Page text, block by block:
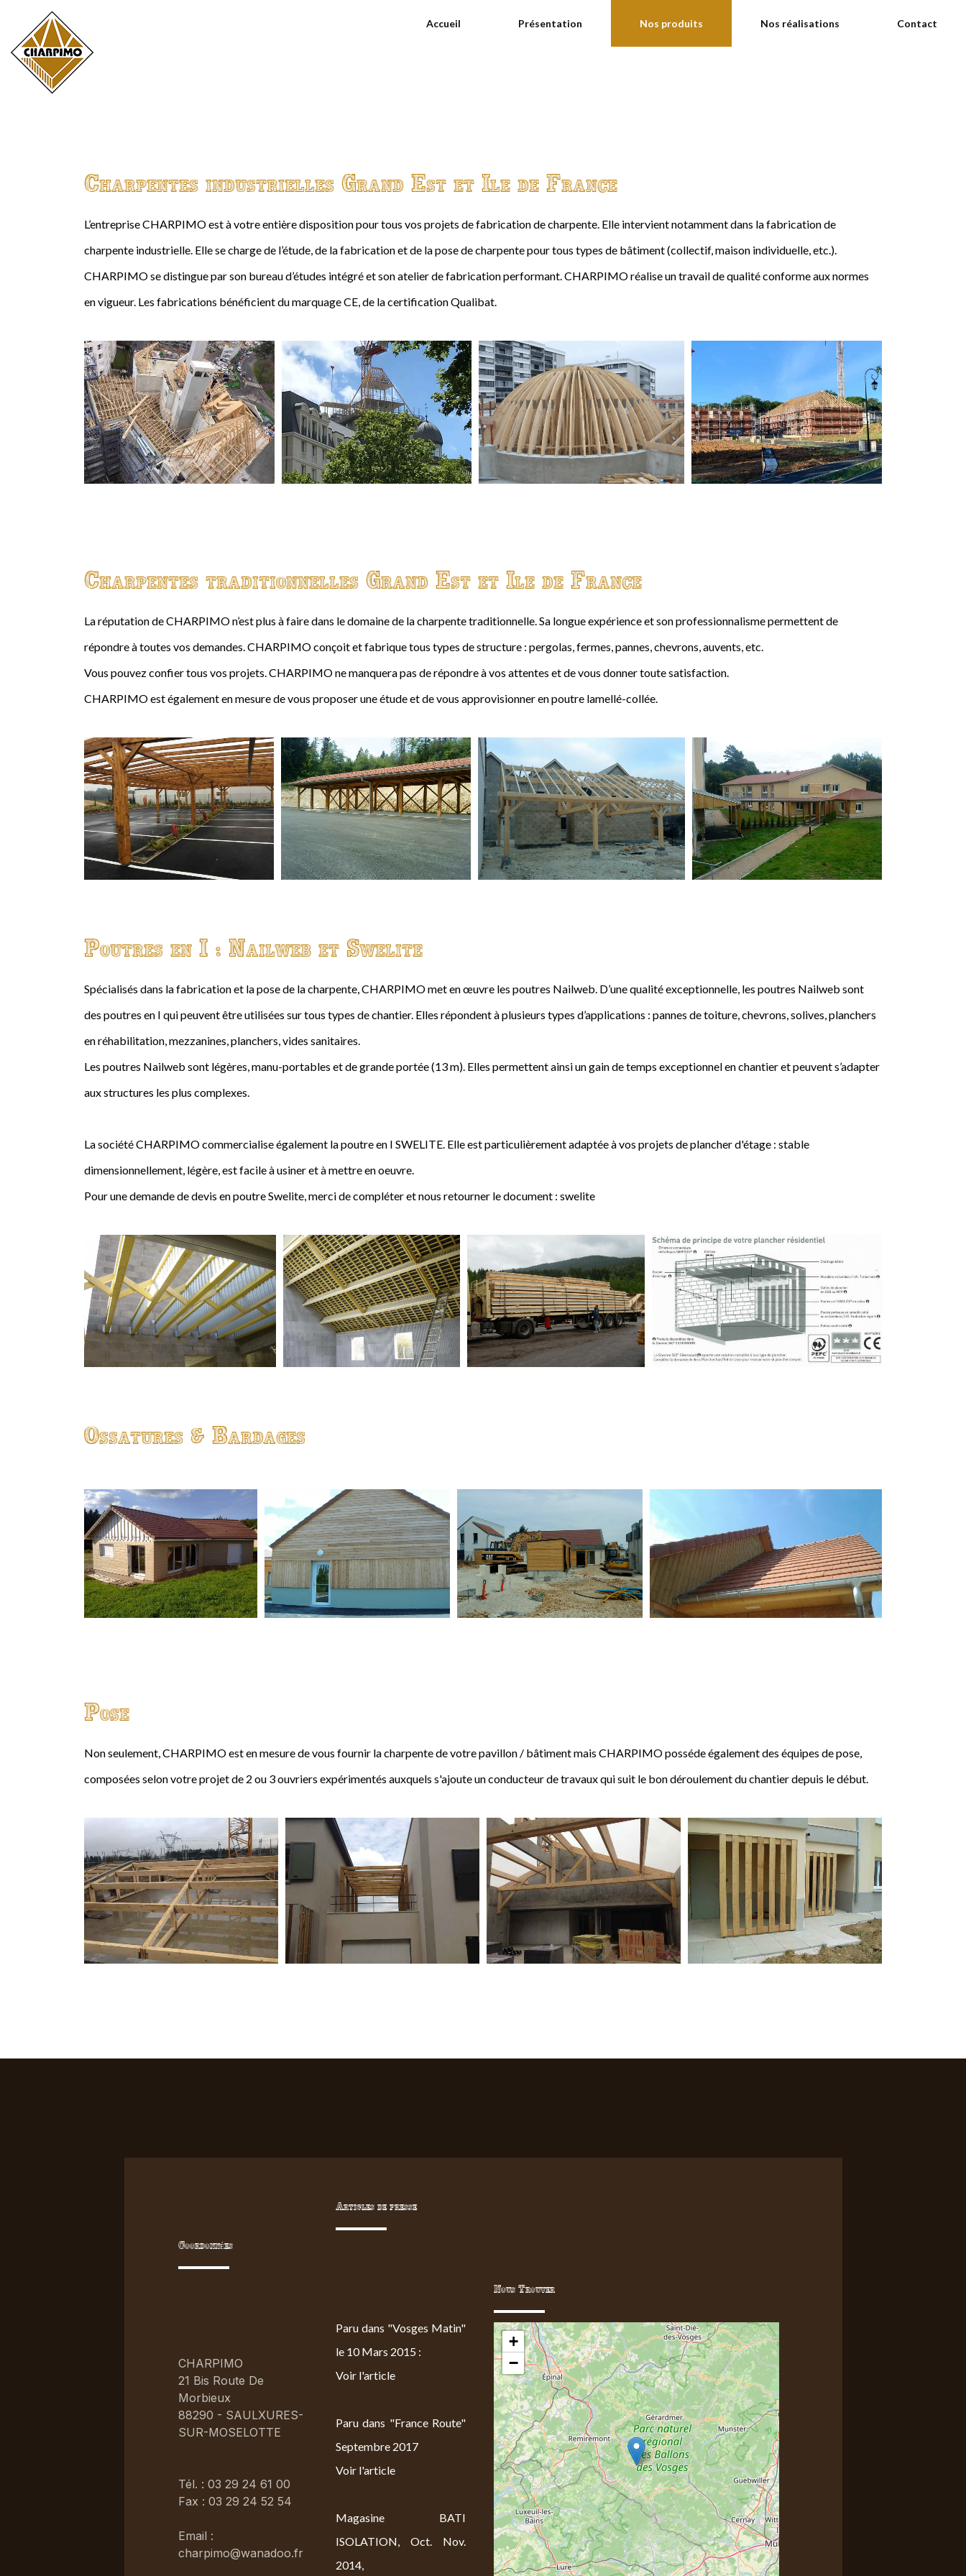
Accueil Présentation Nos produits Nos réalisations Contact
Charpentes industrielles Grand Est et Ile de France
L’entreprise CHARPIMO est à votre entière disposition pour tous vos projets de fabrication de charpente. Elle intervient notamment dans la fabrication de
charpente industrielle. Elle se charge de l’étude, de la fabrication et de la pose de charpente pour tous types de bâtiment (collectif, maison individuelle, etc.).
CHARPIMO se distingue par son bureau d’études intégré et son atelier de fabrication performant. CHARPIMO réalise un travail de qualité conforme aux normes
en vigueur. Les fabrications bénéficient du marquage CE, de la certification Qualibat.
Charpentes traditionnelles Grand Est et Ile de France
La réputation de CHARPIMO n’est plus à faire dans le domaine de la charpente traditionnelle. Sa longue expérience et son professionnalisme permettent de
répondre à toutes vos demandes. CHARPIMO conçoit et fabrique tous types de structure : pergolas, fermes, pannes, chevrons, auvents, etc.
Vous pouvez confier tous vos projets. CHARPIMO ne manquera pas de répondre à vos attentes et de vous donner toute satisfaction.
CHARPIMO est également en mesure de vous proposer une étude et de vous approvisionner en poutre lamellé-collée.
Poutres en I : Nailweb et Swelite
Spécialisés dans la fabrication et la pose de la charpente, CHARPIMO met en œuvre les poutres Nailweb. D’une qualité exceptionnelle, les poutres Nailweb sont
des poutres en I qui peuvent être utilisées sur tous types de chantier. Elles répondent à plusieurs types d’applications : pannes de toiture, chevrons, solives, planchers
en réhabilitation, mezzanines, planchers, vides sanitaires.
Les poutres Nailweb sont légères, manu-portables et de grande portée (13 m). Elles permettent ainsi un gain de temps exceptionnel en chantier et peuvent s’adapter
aux structures les plus complexes.
La société CHARPIMO commercialise également la poutre en I SWELITE. Elle est particulièrement adaptée à vos projets de plancher d'étage : stable
dimensionnellement, légère, est facile à usiner et à mettre en oeuvre.
Pour une demande de devis en poutre Swelite, merci de compléter et nous retourner le document : swelite
Ossatures & Bardages
Pose
Non seulement, CHARPIMO est en mesure de vous fournir la charpente de votre pavillon / bâtiment mais CHARPIMO posséde également des équipes de pose,
composées selon votre projet de 2 ou 3 ouvriers expérimentés auxquels s'ajoute un conducteur de travaux qui suit le bon déroulement du chantier depuis le début.
Coordonnées
CHARPIMO
21 Bis Route De
Morbieux
88290 - SAULXURES-
SUR-MOSELOTTE
Tél. : 03 29 24 61 00
Fax : 03 29 24 52 54
Email :
charpimo@wanadoo.fr
Articles de presse
Paru dans "Vosges Matin"
le 10 Mars 2015 :
Voir l'article
Paru dans "France Route"
Septembre 2017
Voir l'article
Magasine BATI
ISOLATION, Oct. Nov.
2014,
Nous Trouver
+
−